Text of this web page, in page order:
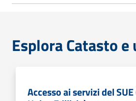
Esplora Catasto
Accesso ai servizi del